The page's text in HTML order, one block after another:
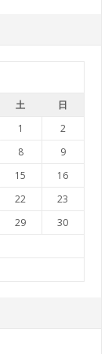
土 日
1
2
8
9
15
16
22
23
29
30